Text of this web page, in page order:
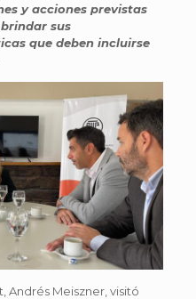
y acciones previstas
sus
que deben incluirse
Andrés Meiszner, visitó